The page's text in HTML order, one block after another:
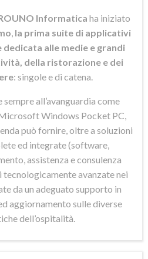
Informatica ha iniziato
la prima suite di applicativi
alle medie e grandi
della ristorazione e dei
: singole e di catena.
all’avanguardia come
Windows Pocket PC,
può fornire, oltre a soluzioni
ed integrate (software,
assistenza e consulenza
tecnologicamente avanzate nei
da un adeguato supporto in
aggiornamento sulle diverse
dell’ospitalità.